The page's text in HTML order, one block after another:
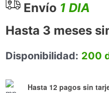
Envío 1 DIA
Hasta 3 meses
Disponibilidad: 200
Hasta 12 pagos sin